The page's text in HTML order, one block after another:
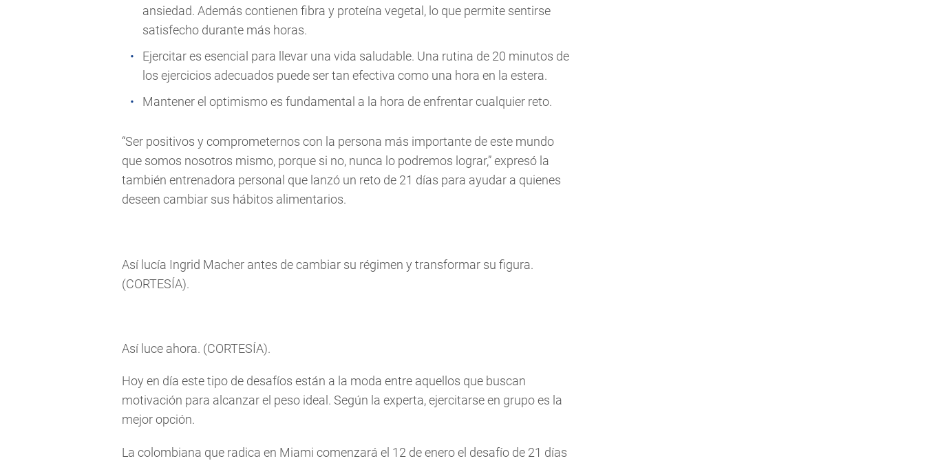
ansiedad. Además contienen fibra y proteína vegetal, lo que permite sentirse
satisfecho durante más horas.
Ejercitar es esencial para llevar una vida saludable. Una rutina de 20 minutos de
los ejercicios adecuados puede ser tan efectiva como una hora en la estera.
Mantener el optimismo es fundamental a la hora de enfrentar cualquier reto.
“Ser positivos y comprometernos con la persona más importante de este mundo
que somos nosotros mismo, porque si no, nunca lo podremos lograr,” expresó la
también entrenadora personal que lanzó un reto de 21 días para ayudar a quienes
deseen cambiar sus hábitos alimentarios.
Así lucía Ingrid Macher antes de cambiar su régimen y transformar su figura.
(CORTESÍA).
Así luce ahora. (CORTESÍA).
Hoy en día este tipo de desafíos están a la moda entre aquellos que buscan
motivación para alcanzar el peso ideal. Según la experta, ejercitarse en grupo es la
mejor opción.
La colombiana que radica en Miami comenzará el 12 de enero el desafío de 21 días